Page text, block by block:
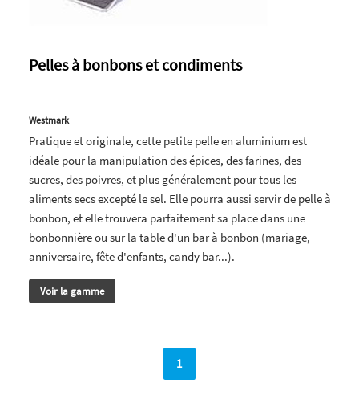
Pelles à bonbons et condiments
Westmark
Pratique et originale, cette petite pelle en aluminium est
idéale pour la manipulation des épices, des farines, des
sucres, des poivres, et plus généralement pour tous les
aliments secs excepté le sel. Elle pourra aussi servir de pelle à
bonbon, et elle trouvera parfaitement sa place dans une
bonbonnière ou sur la table d'un bar à bonbon (mariage,
anniversaire, fête d'enfants, candy bar...).
Voir la gamme
1